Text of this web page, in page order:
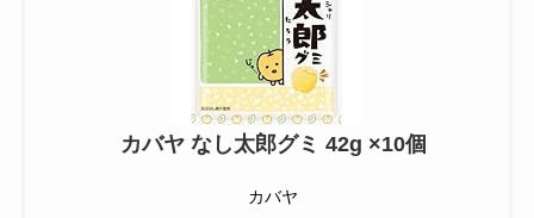
カバヤ なし太郎グミ 42g ×10個
カバヤ